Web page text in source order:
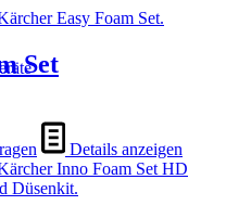
Set
Details anzeigen